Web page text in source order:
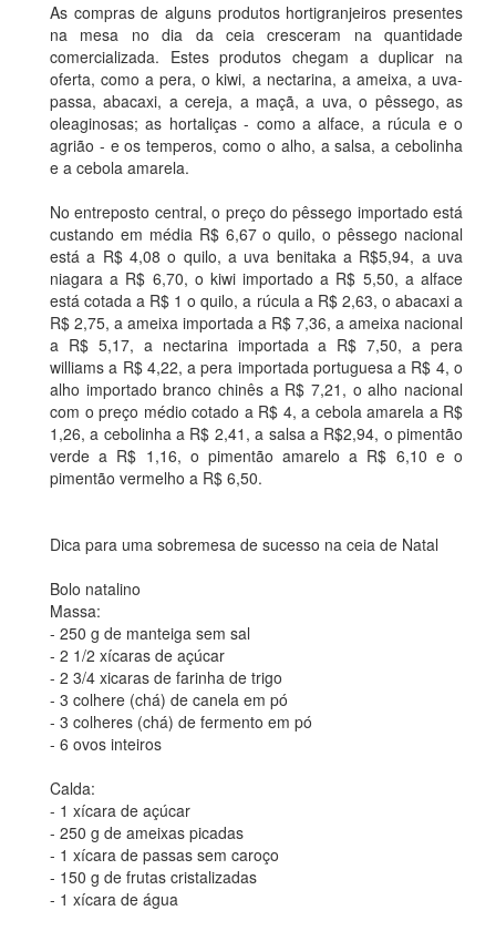
As compras de alguns produtos hortigranjeiros presentes
na mesa no dia da ceia cresceram na quantidade
comercializada. Estes produtos chegam a duplicar na
oferta, como a pera, o kiwi, a nectarina, a ameixa, a uva-
passa, abacaxi, a cereja, a maçã, a uva, o pêssego, as
oleaginosas; as hortaliças - como a alface, a rúcula e o
agrião - e os temperos, como o alho, a salsa, a cebolinha
e a cebola amarela.
No entreposto central, o preço do pêssego importado está
custando em média R$ 6,67 o quilo, o pêssego nacional
está a R$ 4,08 o quilo, a uva benitaka a R$5,94, a uva
niagara a R$ 6,70, o kiwi importado a R$ 5,50, a alface
está cotada a R$ 1 o quilo, a rúcula a R$ 2,63, o abacaxi a
R$ 2,75, a ameixa importada a R$ 7,36, a ameixa nacional
a R$ 5,17, a nectarina importada a R$ 7,50, a pera
williams a R$ 4,22, a pera importada portuguesa a R$ 4, o
alho importado branco chinês a R$ 7,21, o alho nacional
com o preço médio cotado a R$ 4, a cebola amarela a R$
1,26, a cebolinha a R$ 2,41, a salsa a R$2,94, o pimentão
verde a R$ 1,16, o pimentão amarelo a R$ 6,10 e o
pimentão vermelho a R$ 6,50.
Dica para uma sobremesa de sucesso na ceia de Natal
Bolo natalino
Massa:
- 250 g de manteiga sem sal
- 2 1/2 xícaras de açúcar
- 2 3/4 xicaras de farinha de trigo
- 3 colhere (chá) de canela em pó
- 3 colheres (chá) de fermento em pó
- 6 ovos inteiros
Calda:
- 1 xícara de açúcar
- 250 g de ameixas picadas
- 1 xícara de passas sem caroço
- 150 g de frutas cristalizadas
- 1 xícara de água